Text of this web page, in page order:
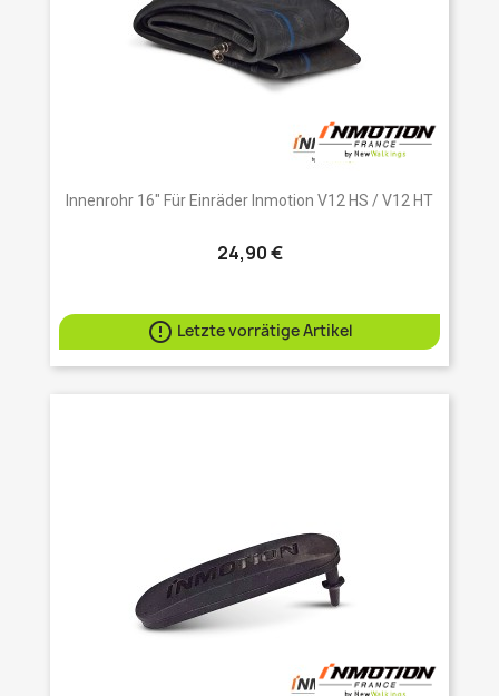
Innenrohr 16" Für Einräder Inmotion V12 HS / V12 HT
24,90 €
 Letzte vorrätige Artikel